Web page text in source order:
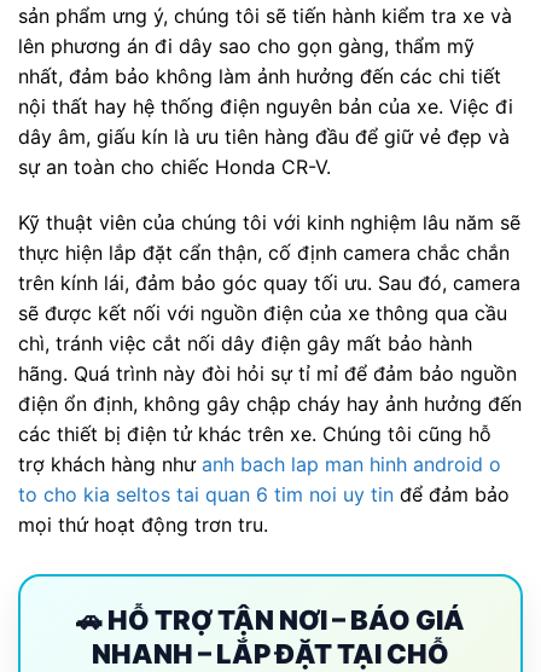
sản phẩm ưng ý, chúng tôi sẽ tiến hành kiểm tra xe và
lên phương án đi dây sao cho gọn gàng, thẩm mỹ
nhất, đảm bảo không làm ảnh hưởng đến các chi tiết
nội thất hay hệ thống điện nguyên bản của xe. Việc đi
dây âm, giấu kín là ưu tiên hàng đầu để giữ vẻ đẹp và
sự an toàn cho chiếc Honda CR-V.
Kỹ thuật viên của chúng tôi với kinh nghiệm lâu năm sẽ
thực hiện lắp đặt cẩn thận, cố định camera chắc chắn
trên kính lái, đảm bảo góc quay tối ưu. Sau đó, camera
sẽ được kết nối với nguồn điện của xe thông qua cầu
chì, tránh việc cắt nối dây điện gây mất bảo hành
hãng. Quá trình này đòi hỏi sự tỉ mỉ để đảm bảo nguồn
điện ổn định, không gây chập cháy hay ảnh hưởng đến
các thiết bị điện tử khác trên xe. Chúng tôi cũng hỗ
trợ khách hàng như anh bach lap man hinh android o
to cho kia seltos tai quan 6 tim noi uy tin để đảm bảo
mọi thứ hoạt động trơn tru.
🚗 HỖ TRỢ TẬN NƠI – BÁO GIÁ
NHANH – LẮP ĐẶT TẠI CHỖ